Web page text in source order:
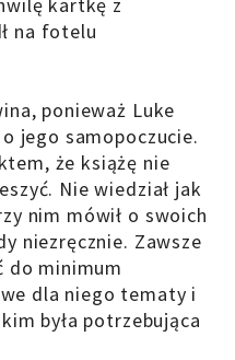
na fotelu
ponieważ Luke
jego samopoczucie.
że książę nie
Nie wiedział jak
nim mówił o swoich
niezręcznie. Zawsze
do minimum
dla niego tematy i
była potrzebująca